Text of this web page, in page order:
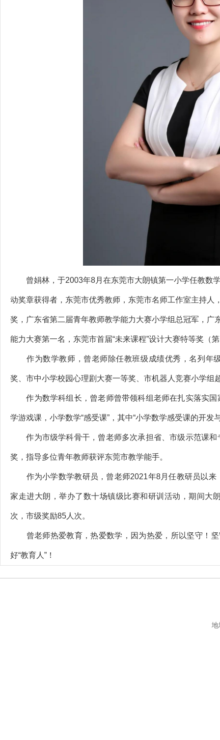
曾娟林，于2003年8月在东莞市大朗镇第一小学任教数
动奖章获得者，东莞市优秀教师，东莞市名师工作室主持人
奖，广东省第二届青年教师教学能力大赛小学组总冠军，
能力大赛第一名，东莞市首届“未来课程”设计大赛特等奖（
作为数学教师，曾老师除任教班级成绩优秀，名列年
奖、市中小学校园心理剧大赛一等奖、市机器人竞赛小学组
作为数学科组长，曾老师曾带领科组老师在扎实落实国
学游戏课，小学数学“感受课”，其中“小学数学感受课的开
作为市级学科骨干，曾老师多次承担省、市级示范课和
奖，指导多位青年教师获评东莞市教学能手。
作为小学数学教研员，曾老师2021年8月任教研员以来
家走进大朗，举办了数十场镇级比赛和研训活动，期间大
次，市级奖励85人次。
曾老师热爱教育，热爱数学，因为热爱，所以坚守！
好“教育人”！